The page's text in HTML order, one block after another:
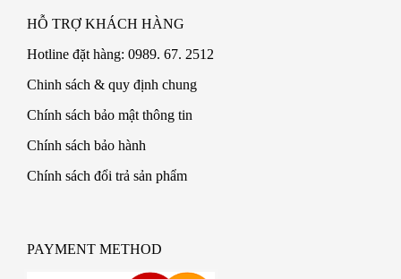
HỖ TRỢ KHÁCH HÀNG
Hotline đặt hàng: 0989. 67. 2512
Chinh sách & quy định chung
Chính sách bảo mật thông tin
Chính sách bảo hành
Chính sách đổi trả sản phẩm
PAYMENT METHOD